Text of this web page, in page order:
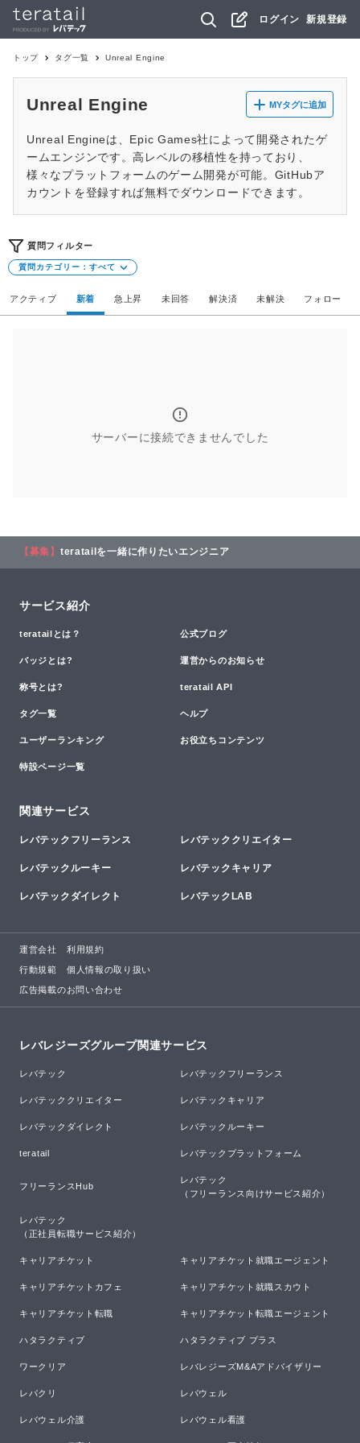
ログイン 新規登録
トップ タグ一覧 Unreal Engine
Unreal Engine MYタグに追加
Unreal Engineは、Epic Games社によって開発されたゲ
ームエンジンです。高レベルの移植性を持っており、
様々なプラットフォームのゲーム開発が可能。GitHubア
カウントを登録すれば無料でダウンロードできます。
質問フィルター
質問カテゴリー： すべて
アクティブ 新着 急上昇 未回答 解決済 未解決 フォロー
サーバーに接続できませんでした
【募集】 teratailを一緒に作りたいエンジニア
サービス紹介
teratailとは？ 公式ブログ
バッジとは? 運営からのお知らせ
称号とは? teratail API
タグ一覧 ヘルプ
ユーザーランキング お役立ちコンテンツ
特設ページ一覧
関連サービス
レバテックフリーランス レバテッククリエイター
レバテックルーキー レバテックキャリア
レバテックダイレクト レバテックLAB
運営会社 利用規約
行動規範 個人情報の取り扱い
広告掲載のお問い合わせ
レバレジーズグループ関連サービス
レバテック レバテックフリーランス
レバテッククリエイター レバテックキャリア
レバテックダイレクト レバテックルーキー
teratail レバテックプラットフォーム
フリーランスHub
レバテック
（フリーランス向けサービス紹介）
レバテック
（正社員転職サービス紹介）
キャリアチケット キャリアチケット就職エージェント
キャリアチケットカフェ キャリアチケット就職スカウト
キャリアチケット転職 キャリアチケット転職エージェント
ハタラクティブ ハタラクティブ プラス
ワークリア レバレジーズM&Aアドバイザリー
レバクリ レバウェル
レバウェル介護 レバウェル看護